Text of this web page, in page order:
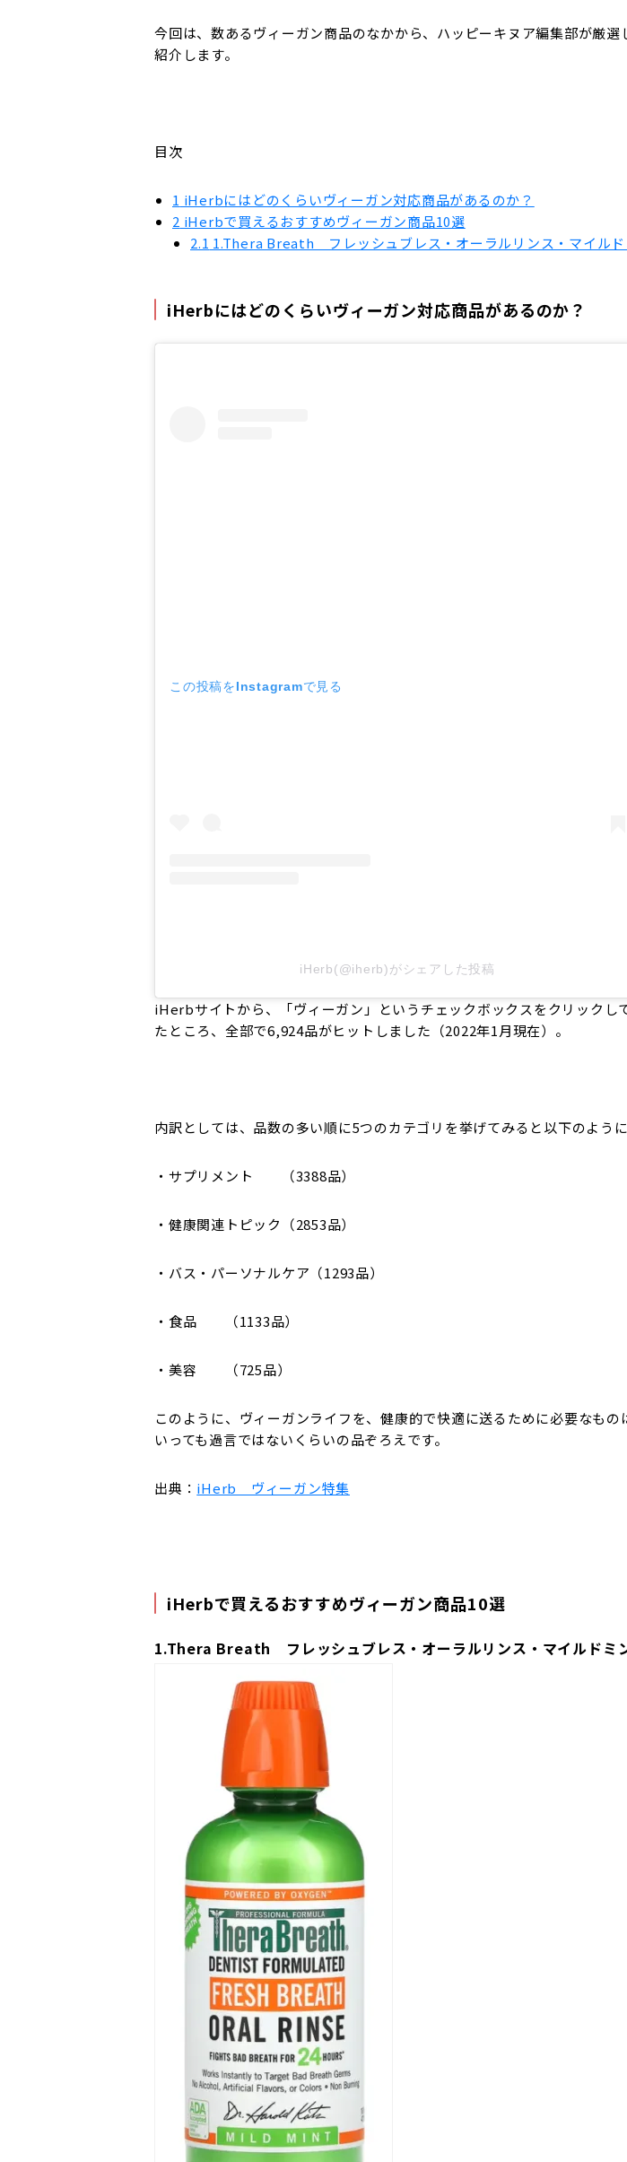
今回は、数あるヴィーガン商品のなかから、ハッピーキヌア編集部が厳選
紹介します。
目次
1 iHerbにはどのくらいヴィーガン対応商品があるのか？
2 iHerbで買えるおすすめヴィーガン商品10選
2.1 1.Thera Breath フレッシュブレス・オーラルリンス・マイルド
iHerbにはどのくらいヴィーガン対応商品があるのか？
この投稿をInstagramで見る
iHerb(@iherb)がシェアした投稿
iHerbサイトから、「ヴィーガン」というチェックボックスをクリックし
たところ、全部で6,924品がヒットしました（2022年1月現在）。
内訳としては、品数の多い順に5つのカテゴリを挙げてみると以下のように
・サプリメント （3388品）
・健康関連トピック（2853品）
・バス・パーソナルケア（1293品）
・食品 （1133品）
・美容 （725品）
このように、ヴィーガンライフを、健康的で快適に送るために必要なも
いっても過言ではないくらいの品ぞろえです。
出典： iHerb ヴィーガン特集
iHerbで買えるおすすめヴィーガン商品10選
1.Thera Breath フレッシュブレス・オーラルリンス・マイルドミ